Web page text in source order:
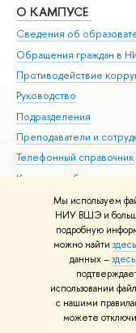
Мы используем
НИУ ВШЭ и
подробную
можно найти здесь
данных –здесь
использовании
с нашими
можете
О КАМПУСЕ
Сведения об
Обращения граждан в
Противодействие
Руководство
Подразделения
Преподаватели и
Телефонный справочник
Корпуса и общежития
ВШЭ для студентов с
здоровья и
Единая платежная
© НИУ ВШЭ 1993–2026
и контакты Карта сайта
Шрифты HSE Sans и